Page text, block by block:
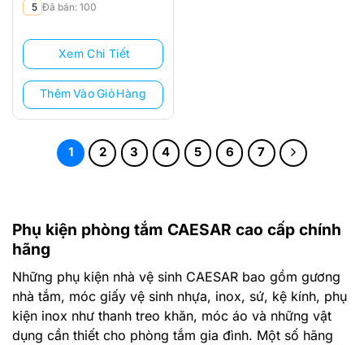
Phụ kiện phòng tắm CAESAR cao cấp chính
hãng
Những phụ kiện nhà vệ sinh CAESAR bao gồm gương
nhà tắm, móc giấy vệ sinh nhựa, inox, sứ, kệ kính, phụ
kiện inox như thanh treo khăn, móc áo và những vật
dụng cần thiết cho phòng tắm gia đình. Một số hãng
Giá
là:
248.000 ₫.
Giá
tại
185.000 ₫.
5 Đã bán: 100
Xem Chi Tiết
Thêm Vào Giỏ Hàng
1 2 3 4 5 6 7